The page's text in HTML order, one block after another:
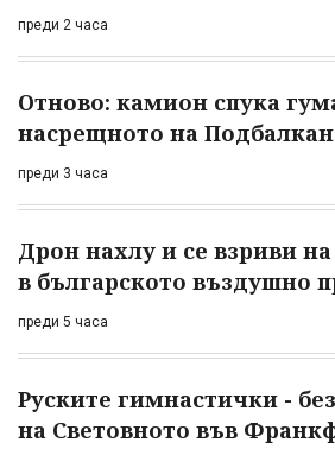
преди 2 часа
Отново: камион спука
насрещното на
преди 3 часа
Дрон нахлу и се взриви
в българското въздушно
преди 5 часа
Руските гимнастички -
на Световното във